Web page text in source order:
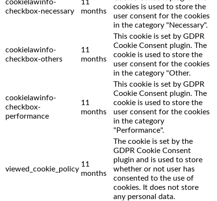
cookielawinfo-
checkbox-necessary
11
months
cookies is used to store the
user consent for the cookies
in the category "Necessary".
cookielawinfo-
checkbox-others
11
months
This cookie is set by GDPR
Cookie Consent plugin. The
cookie is used to store the
user consent for the cookies
in the category "Other.
cookielawinfo-
checkbox-
performance
11
months
This cookie is set by GDPR
Cookie Consent plugin. The
cookie is used to store the
user consent for the cookies
in the category
"Performance".
viewed_cookie_policy
11
months
The cookie is set by the
GDPR Cookie Consent
plugin and is used to store
whether or not user has
consented to the use of
cookies. It does not store
any personal data.